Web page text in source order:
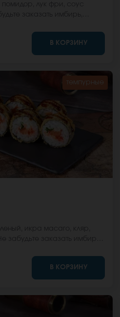
может отличаться от
В КОРЗИНУ
темпурные
может отличаться от
В КОРЗИНУ